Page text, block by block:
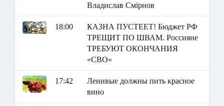
Владислав Смірнов
18:00
КАЗНА ПУСТЕЕТ! Бюджет РФ
ТРЕЩИТ ПО ШВАМ. Россияне
ТРЕБУЮТ ОКОНЧАНИЯ
«СВО»
17:42
Ленивые должны пить красное
вино